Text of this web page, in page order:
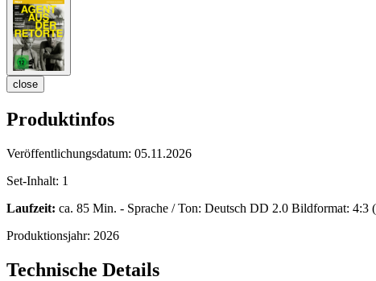
close
Produktinfos
Veröffentlichungsdatum: 05.11.2026
Set-Inhalt: 1
Laufzeit: ca. 85 Min. - Sprache / Ton: Deutsch DD 2.0 Bildformat: 4:3
Produktionsjahr: 2026
Technische Details